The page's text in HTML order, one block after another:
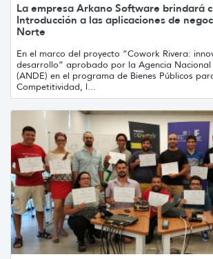
La empresa Arkano Software brindará
Introducción a las aplicaciones de
Norte
En el marco del proyecto “Cowork Rivera:
desarrollo” aprobado por la Agencia
(ANDE) en el programa de Bienes Públicos
Competitividad, l...